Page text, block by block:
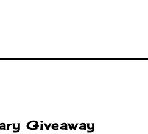
Giveaway